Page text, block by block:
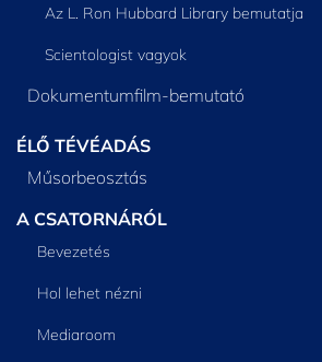
Az L. Ron Hubbard Library bemutatja
Scientologist vagyok
Dokumentumfilm-bemutató
ÉLŐ TÉVÉADÁS
Műsorbeosztás
A CSATORNÁRÓL
Bevezetés
Hol lehet nézni
Mediaroom